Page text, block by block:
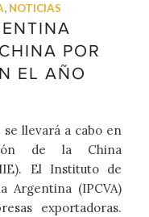
, NOTICIAS
POR
EL AÑO
llevará a cabo en
de la China
El Instituto de
Argentina (IPCVA)
exportadoras.